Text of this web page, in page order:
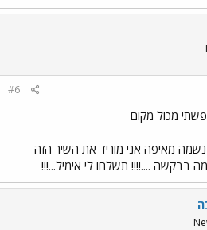
#6
מכול מקום
נשמה מאיפה אני מוריד את השיר הזה
בבקשה ....!!!! תשלחו לי אימיל...!!!